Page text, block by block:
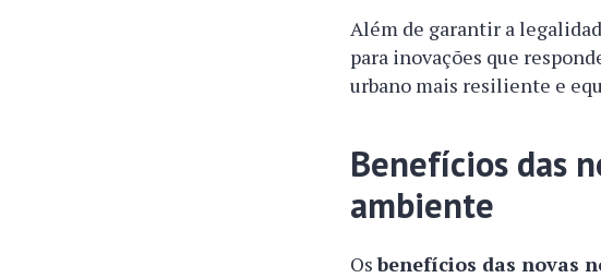
Além de garantir a
para inovações que
urbano mais resiliente e
Benefícios das
ambiente
Osbenefícios das novas